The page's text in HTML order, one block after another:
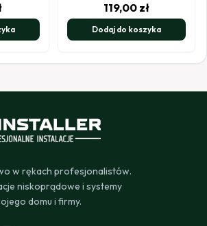
119,00 zł
Dodaj do koszyka
w rękach profesjonalistów.
niskoprądowe i systemy
domu i firmy.